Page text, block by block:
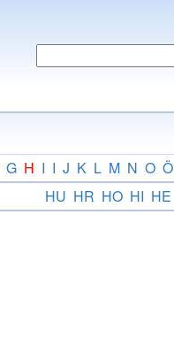
G H I I J K L M N O Ö
HU HR HO HI HE